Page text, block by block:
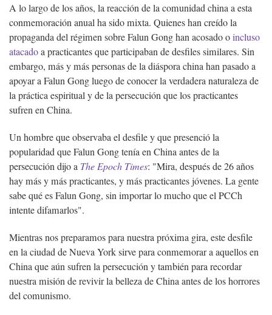
A lo largo de los años, la reacción de la comunidad china a esta
conmemoración anual ha sido mixta. Quienes han creído la
propaganda del régimen sobre Falun Gong han acosado oincluso
atacadoa practicantes que participaban de desfiles similares. Sin
embargo, más y más personas de la diáspora china han pasado a
apoyar a Falun Gong luego de conocer la verdadera naturaleza de
la práctica espiritual y de la persecución que los practicantes
sufren en China.
Un hombre que observaba el desfile y que presenció la
popularidad que Falun Gong tenía en China antes de la
persecución dijo a The Epoch Times: "Mira, después de 26 años
hay más y más practicantes, y más practicantes jóvenes. La gente
sabe qué es Falun Gong, sin importar lo mucho que el PCCh
intente difamarlos".
Mientras nos preparamos para nuestra próxima gira, este desfile
en la ciudad de Nueva York sirve para conmemorar a aquellos en
China que aún sufren la persecución y también para recordar
nuestra misión de revivir la belleza de China antes de los horrores
del comunismo.